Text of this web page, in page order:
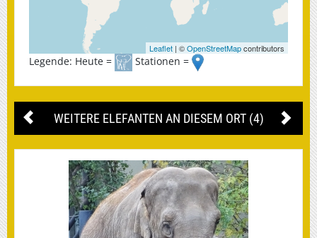
Leaflet | ©OpenStreetMapcontributors
Legende: Heute = Stationen =
WEITERE ELEFANTEN AN DIESEM ORT (4)